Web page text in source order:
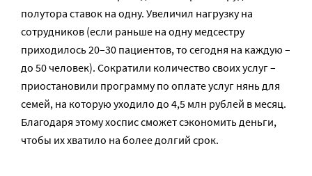
полутора ставок на одну. Увеличил нагрузку на
сотрудников (если раньше на одну медсестру
приходилось 20–30 пациентов, то сегодня на каждую –
до 50 человек). Сократили количество своих услуг –
приостановили программу по оплате услуг нянь для
семей, на которую уходило до 4,5 млн рублей в месяц.
Благодаря этому хоспис сможет сэкономить деньги,
чтобы их хватило на более долгий срок.